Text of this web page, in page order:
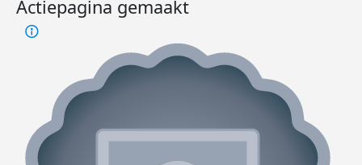
Actiepagina gemaakt